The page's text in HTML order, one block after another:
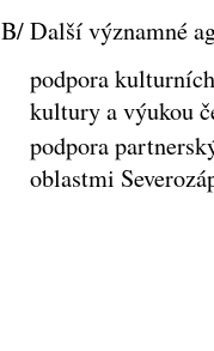
B/ Další významné
podpora
kultury a výukou
podpora
oblastmi